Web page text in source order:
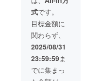
要」と
ご記入
くださ
い。 ※
寄付金
受領証
明書の
発行を
行いま
す。
お名前
を報告
書及び
弊団体
ホーム
ページ
に記載
しま
す。
（希望
※交流会
は2025
年11月
を予
定。詳
細は
メール
にてご
連絡し
ます。
式です。
目標金額に
関わらず、
2025/08/31
23:59:59ま
でに集まっ